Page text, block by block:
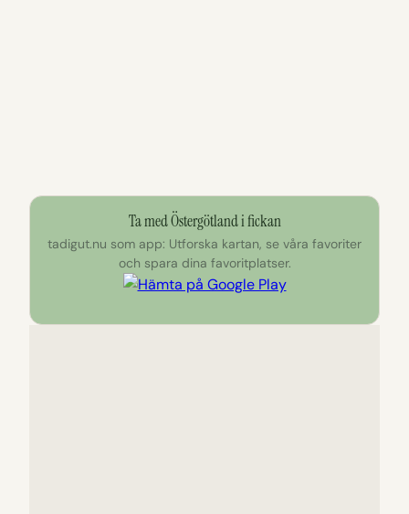
Ta med Östergötland i fickan
tadigut.nu som app: Utforska kartan, se våra favoriter
och spara dina favoritplatser.